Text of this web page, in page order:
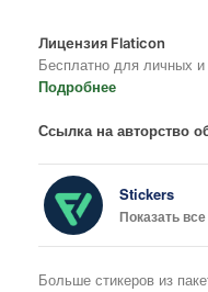
Лицензия Flaticon
Бесплатно для личных и
Подробнее
Ссылка на авторство
Stickers
Показать
Больше стикеров из